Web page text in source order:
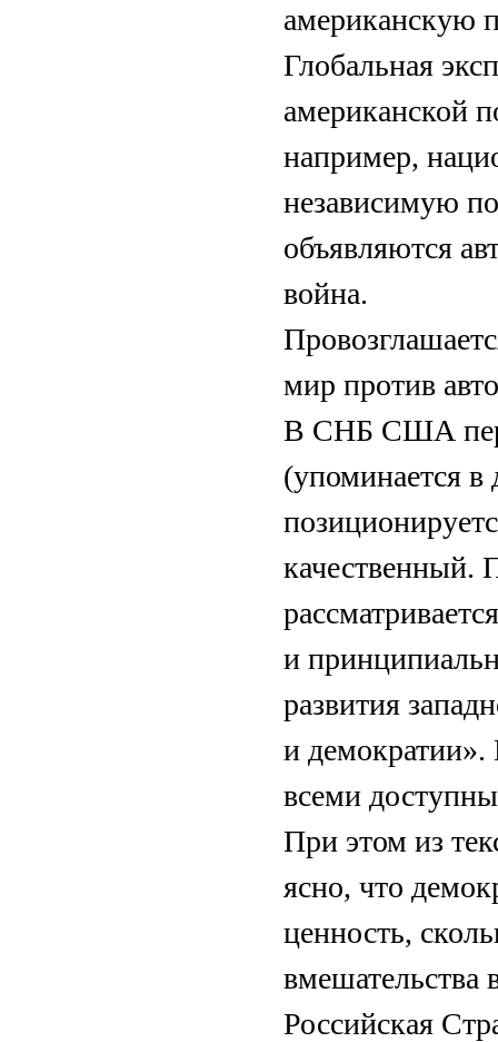
американскую
Глобальная
американской
например,
независимую
объявляются
война.
мир против
В СНБ США
(упоминается в
и
развития
и демократии».
всеми
При этом из
ясно, что
ценность,
вмешательства
Российская